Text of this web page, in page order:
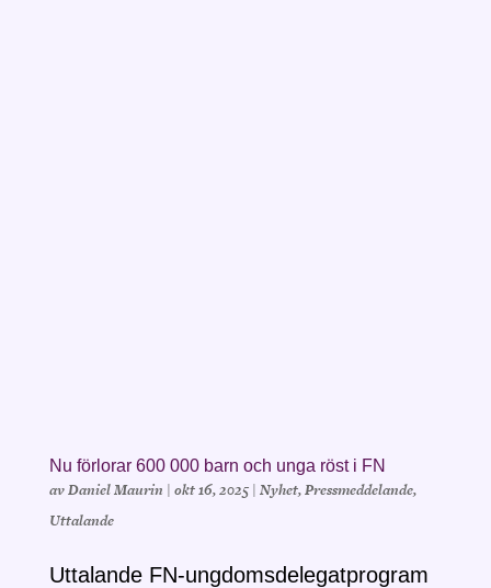
Nu förlorar 600 000 barn och unga röst i FN
avDaniel Maurin | okt 16, 2025| Nyhet,Pressmeddelande,
Uttalande
Uttalande FN-ungdomsdelegatprogram